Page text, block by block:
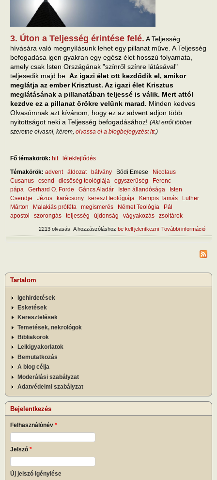
3. Úton a Teljesség érintése felé. A Teljesség
hívására való megnyílásunk lehet egy pillanat műve. A Teljesség
befogadása igen gyakran egy egész élet hosszú folyamata,
amely csak Isten Országának "színről színre látásával"
teljesedik majd be. Az igazi élet ott kezdődik el, amikor
meglátja az ember Krisztust. Az igazi élet Krisztus
meglátásának a pillanatában teljessé is válik. Mert attól
kezdve ez a pillanat örökre velünk marad. Minden kedves
Olvasómnak azt kívánom, hogy ez az advent adjon több
nyitottságot neki a Teljesség befogadásához! (Aki erről többet
szeretne olvasni, kérem, olvassa el a blogbejegyzést itt.)
Fő témakörök: hit
lélekfejlődés
Témakörök: advent áldozat bálvány Bódi Emese
Nicolaus
Cusanus
csend dicsőség teológiája egyszerűség
Ferenc
pápa
Gerhard O. Forde Gáncs Aladár Isten állandósága
Isten
Csendje
Jézus karácsony kereszt teológiája Kempis Tamás
Luther
Márton
Malakiás próféta megismerés Német Teológia
Pál
apostol
szorongás teljesség újdonság vágyakozás zsoltárok
További információ
A hozzászóláshoz be kell jelentkezni
2213 olvasás
Tartalom
Igehirdetések
Esketések
Keresztelések
Temetések, nekrológok
Bibliakörök
Lelkigyakorlatok
Bemutatkozás
A blog célja
Moderálási szabályzat
Adatvédelmi szabályzat
Bejelentkezés
Felhasználónév *
Jelszó *
Új jelszó igénylése